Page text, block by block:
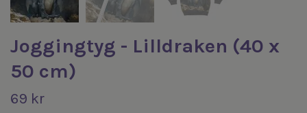
Joggingtyg - Lilldraken (40 x
50 cm)
69 kr